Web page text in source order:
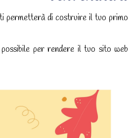
permetterà di costruire il tuo primo
per rendere il tuo sito web